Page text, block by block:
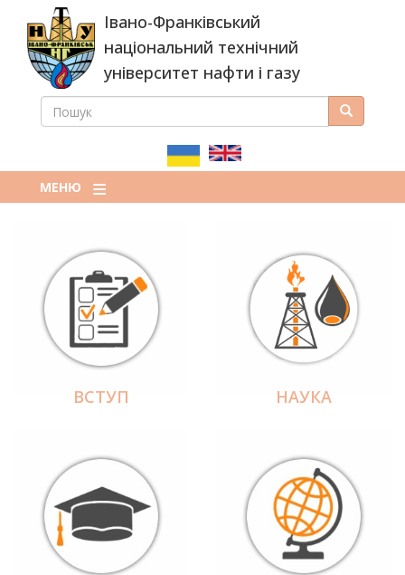
основного
вмісту
Івано-Франківський
національний технічний
університет нафти і газу
ПОШУКОВА
ПОШУК Пошук
МЕНЮ
ВСТУП НАУКА